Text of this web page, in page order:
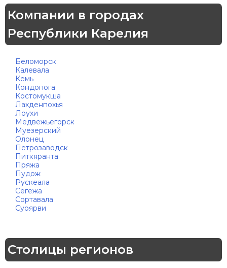
Компании в городах
Республики Карелия
Беломорск
Калевала
Кемь
Кондопога
Костомукша
Лахденпохья
Лоухи
Медвежьегорск
Муезерский
Олонец
Петрозаводск
Питкяранта
Пряжа
Пудож
Рускеала
Сегежа
Сортавала
Суоярви
Столицы регионов